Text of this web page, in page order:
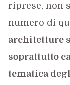
riprese, non
numero di
architetture
soprattutto
tematica